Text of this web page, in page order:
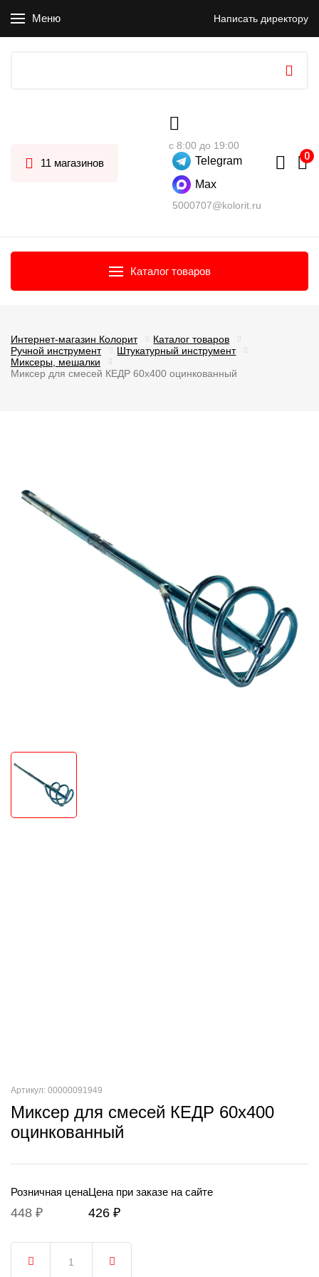
Меню Написать директору
11 магазинов
с 8:00 до 19:00
Telegram
Max
5000707@kolorit.ru
Каталог товаров
Интернет-магазин Колорит
Каталог товаров
Ручной инструмент
Штукатурный инструмент
Миксеры, мешалки
Миксер для смесей КЕДР 60х400 оцинкованный
Артикул: 00000091949
Миксер для смесей КЕДР 60х400
оцинкованный
Розничная цена
448 ₽
Цена при заказе на сайте
426 ₽